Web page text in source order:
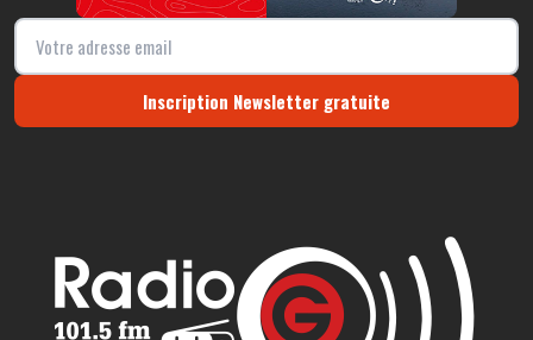
Inscription Newsletter gratuite